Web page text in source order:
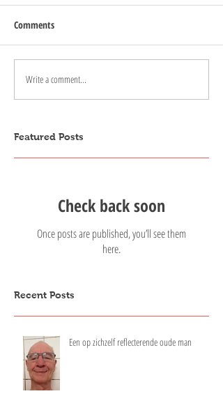
Comments
Write a comment...
Featured Posts
Check back soon
Once posts are published, you’ll see them
here.
Recent Posts
Een op zichzelf reflecterende oude man